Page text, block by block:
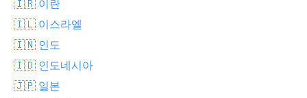
🇮🇷 이란
🇮🇱 이스라엘
🇮🇳 인도
🇮🇩 인도네시아
🇯🇵 일본